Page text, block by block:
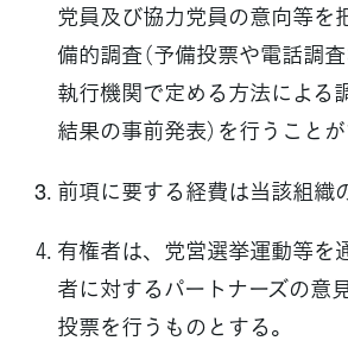
党員及び協力党員の意向等を
備的調査（予備投票や電話調
執行機関で定める方法による
結果の事前発表）を行うことが
前項に要する経費は当該組織
有権者は、党営選挙運動等を
者に対するパートナーズの意
投票を行うものとする。